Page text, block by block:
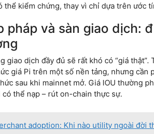
thể kiểm chứng, thay vì chỉ dựa trên ước
pháp và sàn giao dịch:
giao dịch đầy đủ sẽ rất khó có “giá
giá Pi trên một số nền tảng, nhưng cần
sau khi mainnet mở. Giá IOU thường
thể nạp – rút on-chain thực sự.
adoption: Khi nào utility ngoài đời